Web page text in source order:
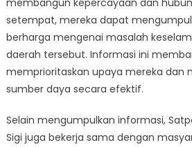
membangun kepercayaan dan
setempat, mereka dapat
berharga mengenai masalah
daerah tersebut. Informasi ini
memprioritaskan upaya mereka dan
sumber daya secara efektif.
Selain mengumpulkan informasi,
Sigi juga bekerja sama dengan